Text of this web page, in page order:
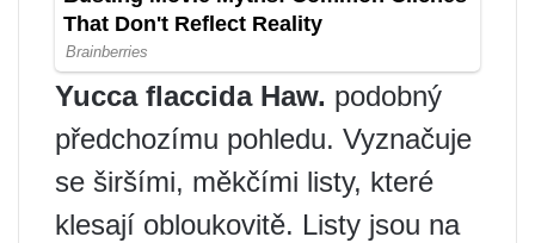
Yucca flaccida Haw. podobný
předchozímu pohledu. Vyznačuje
se širšími, měkčími listy, které
klesají obloukovitě. Listy jsou na